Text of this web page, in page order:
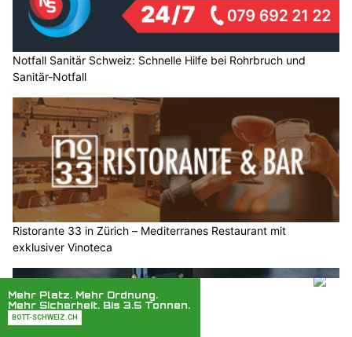
Notfall Sanitär Schweiz: Schnelle Hilfe bei Rohrbruch und
Sanitär-Notfall
Ristorante 33 in Zürich – Mediterranes Restaurant mit
exklusiver Vinoteca